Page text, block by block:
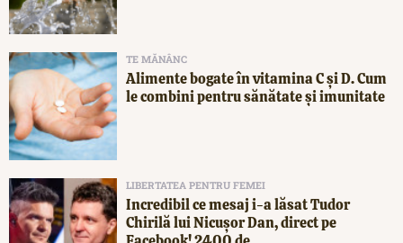
TE MĂNÂNC
Alimente bogate în vitamina C și D. Cum
le combini pentru sănătate și imunitate
LIBERTATEA PENTRU FEMEI
Incredibil ce mesaj i-a lăsat Tudor
Chirilă lui Nicușor Dan, direct pe